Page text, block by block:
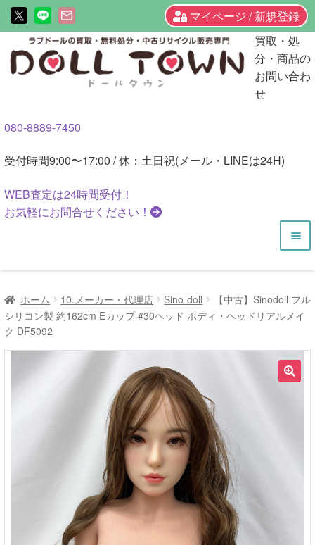
マイページ / 新規登録
ビ
ゲ
ョ
へ
キ
ッ
ン
テ
へ
キ
プ
買取・処
分・商品の
お問い合わ
せ
080-8889-7450
受付時間9:00〜17:00 / 休：土日祝(メール・LINEは24H)
WEB査定は24時間受付！
お気軽にお問合せください！
HOME
商品一覧
ラブドール買取・処分
サ
お問い合わせ
ホーム 10.メーカー・代理店 Sino-doll
【中古】Sinodoll フル
シリコン製 約162cm Eカップ #30ヘッド ボディ・ヘッドリアルメイ
ク DF5092